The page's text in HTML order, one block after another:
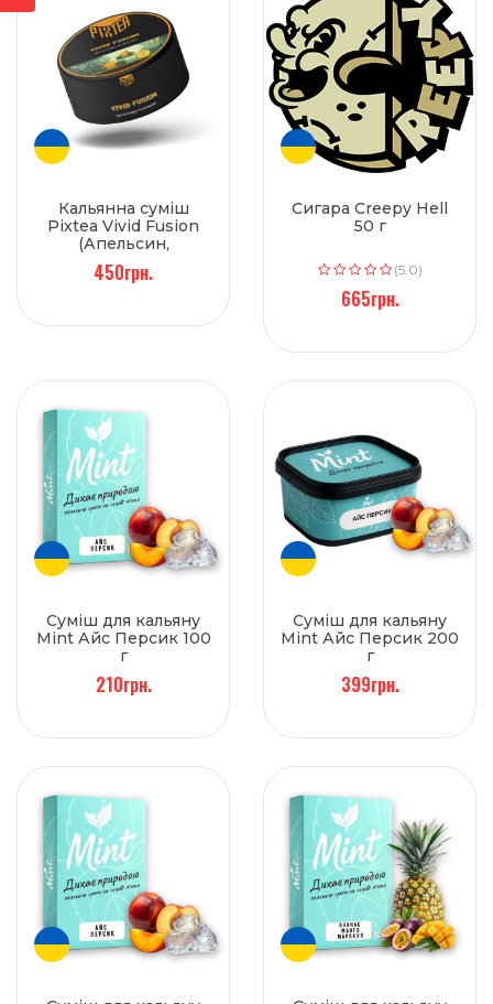
Кальянна суміш
Pixtea Vivid Fusion
(Апельсин,
Брусниця) 250 г
450грн.
Сигара Creepy Hell
50 г
(5.0)
665грн.
Суміш для кальяну
Mint Айс Персик 100
г
210грн.
Суміш для кальяну
Mint Айс Персик 200
г
399грн.